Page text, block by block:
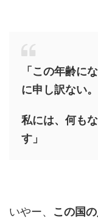
「この年齢に
に申し訳ない。
私には、何も
す」
いやー、 この国